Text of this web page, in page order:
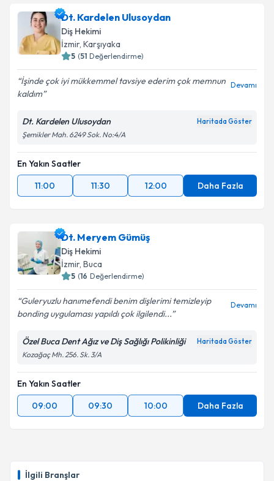
İlgili Branşlar
Dt. Kardelen Ulusoydan
Diş Hekimi
İzmir, Karşıyaka
5 (51 Değerlendirme)
İşinde çok iyi mükkemmel tavsiye ederim çok memnun
kaldım
Devamı
Dt. Kardelen Ulusoydan Haritada Göster
Şemikler Mah. 6249 Sok. No:4/A
En Yakın Saatler
11:00
11:30 12:00 Daha Fazla
Dt. Meryem Gümüş
Diş Hekimi
İzmir, Buca
5 (16 Değerlendirme)
Guleryuzlu hanımefendi benim dişlerimi temizleyip
bonding uygulaması yapıldı çok ilgilendi...
Devamı
Özel Buca Dent Ağız ve Diş Sağlığı Polikinliği Haritada Göster
Kozağaç Mh. 256. Sk. 3/A
En Yakın Saatler
09:00
09:30 10:00 Daha Fazla